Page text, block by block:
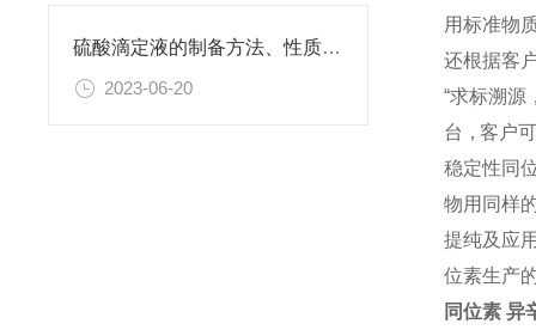
硫酸滴定液的制备方法、性质、使用注意事项以及应用领域
2023-06-20
用 标 准 物
还 根 据 客
“ 求 标 溯 源
台 ，客 户
稳定性同
物用同样
提纯及应
位素生产
同位素 异